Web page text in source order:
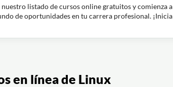
listado de cursos online gratuitos y comienza a
de oportunidades en tu carrera profesional. ¡Inicia
en línea de Linux